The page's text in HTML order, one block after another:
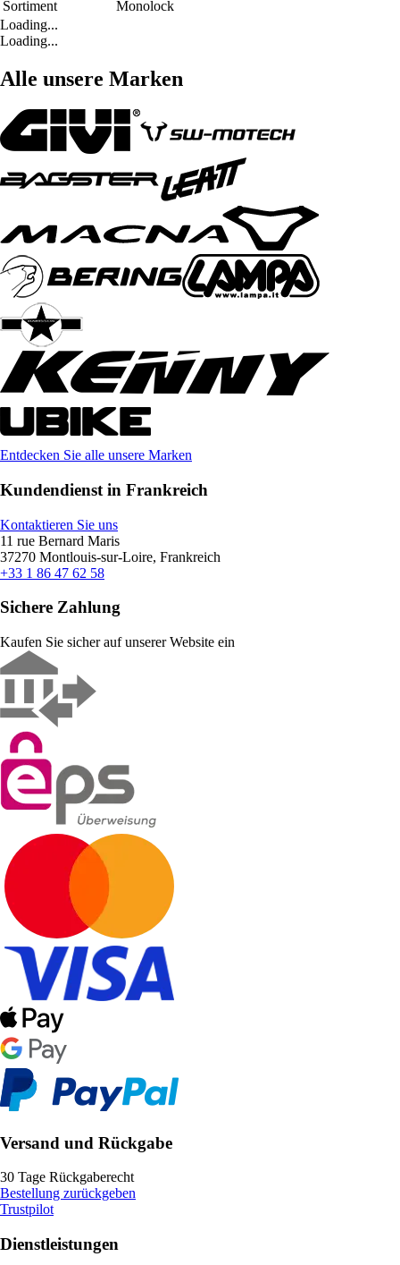
Sortiment
Monolock
Loading...
Loading...
Alle unsere Marken
Entdecken Sie alle unsere Marken
Kundendienst in Frankreich
Kontaktieren Sie uns
11 rue Bernard Maris
37270 Montlouis-sur-Loire, Frankreich
+33 1 86 47 62 58
Sichere Zahlung
Kaufen Sie sicher auf unserer Website ein
Versand und Rückgabe
30 Tage Rückgaberecht
Bestellung zurückgeben
Trustpilot
Dienstleistungen